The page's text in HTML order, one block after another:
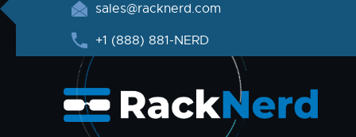
sales@racknerd.com
+1 (888) 881-NERD